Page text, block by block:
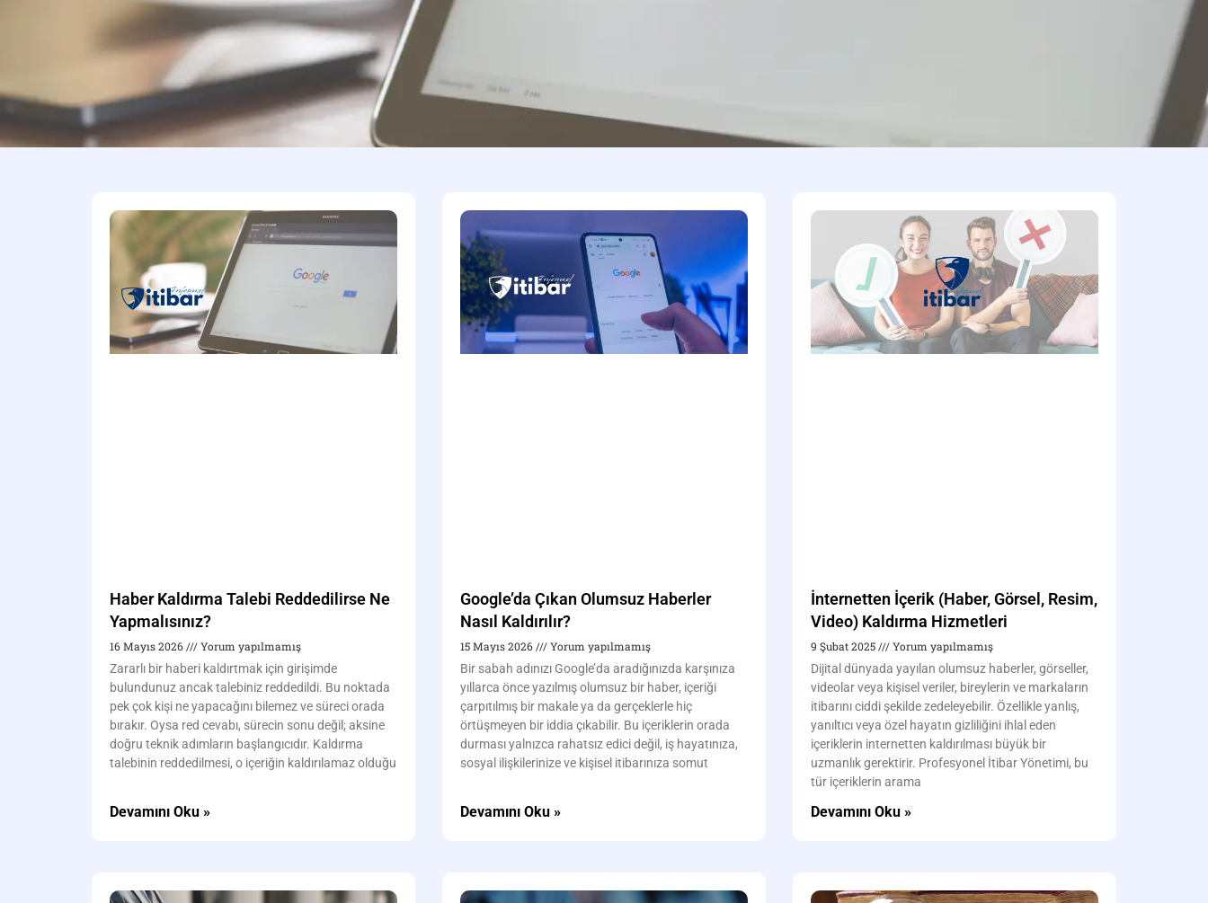
Haber Kaldırma Talebi Reddedilirse Ne
Yapmalısınız?
16 Mayıs 2026
Yorum yapılmamış
Zararlı bir haberi kaldırtmak için girişimde
bulundunuz ancak talebiniz reddedildi. Bu noktada
pek çok kişi ne yapacağını bilemez ve süreci orada
bırakır. Oysa red cevabı, sürecin sonu değil; aksine
doğru teknik adımların başlangıcıdır. Kaldırma
talebinin reddedilmesi, o içeriğin kaldırılamaz olduğu
Devamını Oku »
Google’da Çıkan Olumsuz Haberler
Nasıl Kaldırılır?
15 Mayıs 2026
Yorum yapılmamış
Bir sabah adınızı Google’da aradığınızda karşınıza
yıllarca önce yazılmış olumsuz bir haber, içeriği
çarpıtılmış bir makale ya da gerçeklerle hiç
örtüşmeyen bir iddia çıkabilir. Bu içeriklerin orada
durması yalnızca rahatsız edici değil, iş hayatınıza,
sosyal ilişkilerinize ve kişisel itibarınıza somut
Devamını Oku »
İnternetten İçerik (Haber, Görsel, Resim,
Video) Kaldırma Hizmetleri
9 Şubat 2025
Yorum yapılmamış
Dijital dünyada yayılan olumsuz haberler, görseller,
videolar veya kişisel veriler, bireylerin ve markaların
itibarını ciddi şekilde zedeleyebilir. Özellikle yanlış,
yanıltıcı veya özel hayatın gizliliğini ihlal eden
içeriklerin internetten kaldırılması büyük bir
uzmanlık gerektirir. Profesyonel İtibar Yönetimi, bu
tür içeriklerin arama
Devamını Oku »